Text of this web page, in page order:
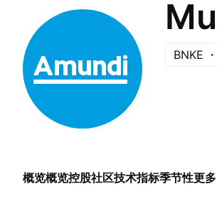
BNKE
概览概览控股社区技术指标季节性更多